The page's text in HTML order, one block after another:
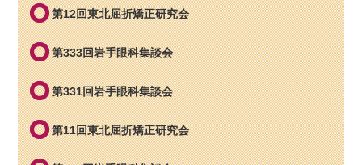
第12回東北屈折矯正研究会
第333回岩手眼科集談会
第331回岩手眼科集談会
第11回東北屈折矯正研究会